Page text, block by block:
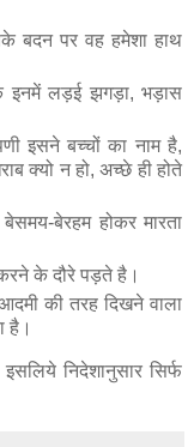
बदन पर वह हमेशा हाथ
इनमें लड़ई झगड़ा, भड़ास
इसने बच्‍चों का नाम है,
क्‍यो न हो, अच्‍छे ही होते
बेरहम होकर मारता
के दौरे पड़ते है।
की तरह दिखने वाला
है।
निदेशानुसार सिर्फ